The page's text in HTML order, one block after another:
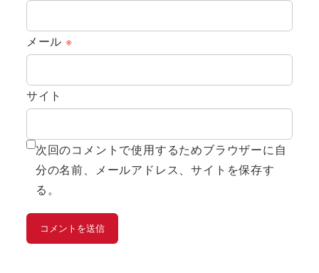
メール ※
サイト
次回のコメントで使用するためブラウザーに自
分の名前、メールアドレス、サイトを保存す
る。